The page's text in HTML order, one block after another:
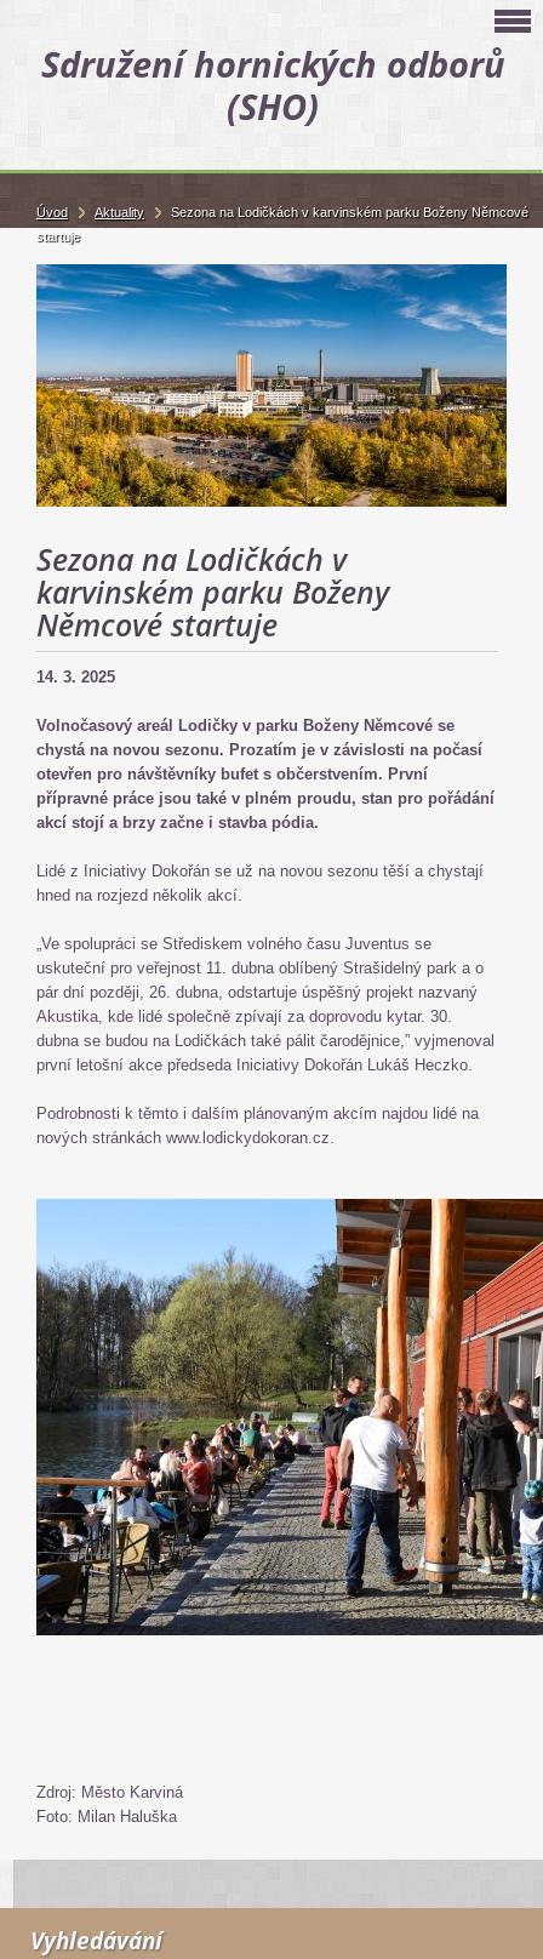
Sdružení hornických odborů
(SHO)
Sezona na Lodičkách v
karvinském parku Boženy
Němcové startuje
14. 3. 2025
Volnočasový areál Lodičky v parku Boženy Němcové se
chystá na novou sezonu. Prozatím je v závislosti na počasí
otevřen pro návštěvníky bufet s občerstvením. První
přípravné práce jsou také v plném proudu, stan pro pořádání
akcí stojí a brzy začne i stavba pódia.
Lidé z Iniciativy Dokořán se už na novou sezonu těší a chystají
hned na rozjezd několik akcí.
„Ve spolupráci se Střediskem volného času Juventus se
uskuteční pro veřejnost 11. dubna oblíbený Strašidelný park a o
pár dní později, 26. dubna, odstartuje úspěšný projekt nazvaný
Akustika, kde lidé společně zpívají za doprovodu kytar. 30.
dubna se budou na Lodičkách také pálit čarodějnice,” vyjmenoval
první letošní akce předseda Iniciativy Dokořán Lukáš Heczko.
Podrobnosti k těmto i dalším plánovaným akcím najdou lidé na
nových stránkách www.lodickydokoran.cz.
Zdroj: Město Karviná
Foto: Milan Haluška
Vyhledávání
Úvod Aktuality
Sezona na Lodičkách v karvinském parku Boženy Němcové
startuje